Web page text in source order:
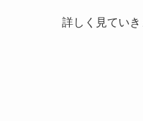
詳しく見ていき